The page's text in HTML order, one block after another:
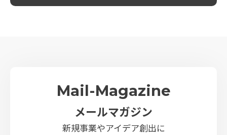
Mail-Magazine
メールマガジン
新規事業やアイデア創出に